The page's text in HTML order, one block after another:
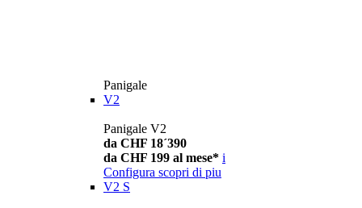
Panigale
V2
Panigale V2
da CHF 18´390
da CHF 199 al mese* i
Configura scopri di piu
V2 S